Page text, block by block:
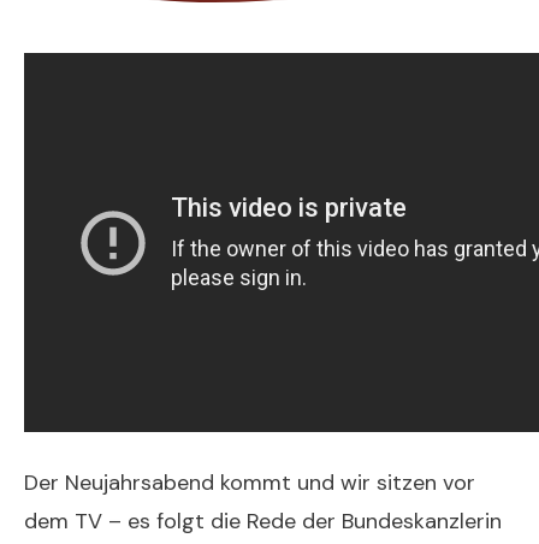
Der Neujahrsabend kommt und wir sitzen vor
dem TV – es folgt die Rede der Bundeskanzlerin